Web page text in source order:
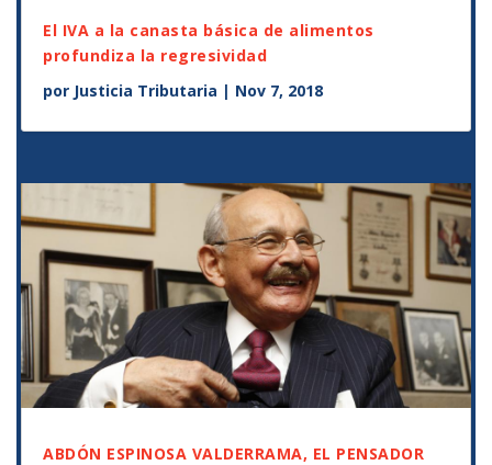
El IVA a la canasta básica de alimentos
profundiza la regresividad
por Justicia Tributaria | Nov 7, 2018
ABDÓN ESPINOSA VALDERRAMA, EL PENSADOR